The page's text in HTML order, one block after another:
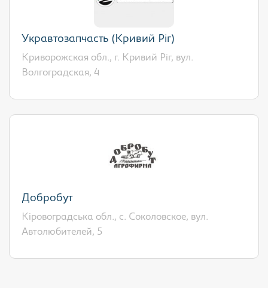
Укравтозапчасть (Кривий Ріг)
Криворожская обл., г. Кривий Ріг, вул.
Волгоградская, 4
Добробут
Кіровоградська обл., с. Соколовское, вул.
Автолюбителей, 5